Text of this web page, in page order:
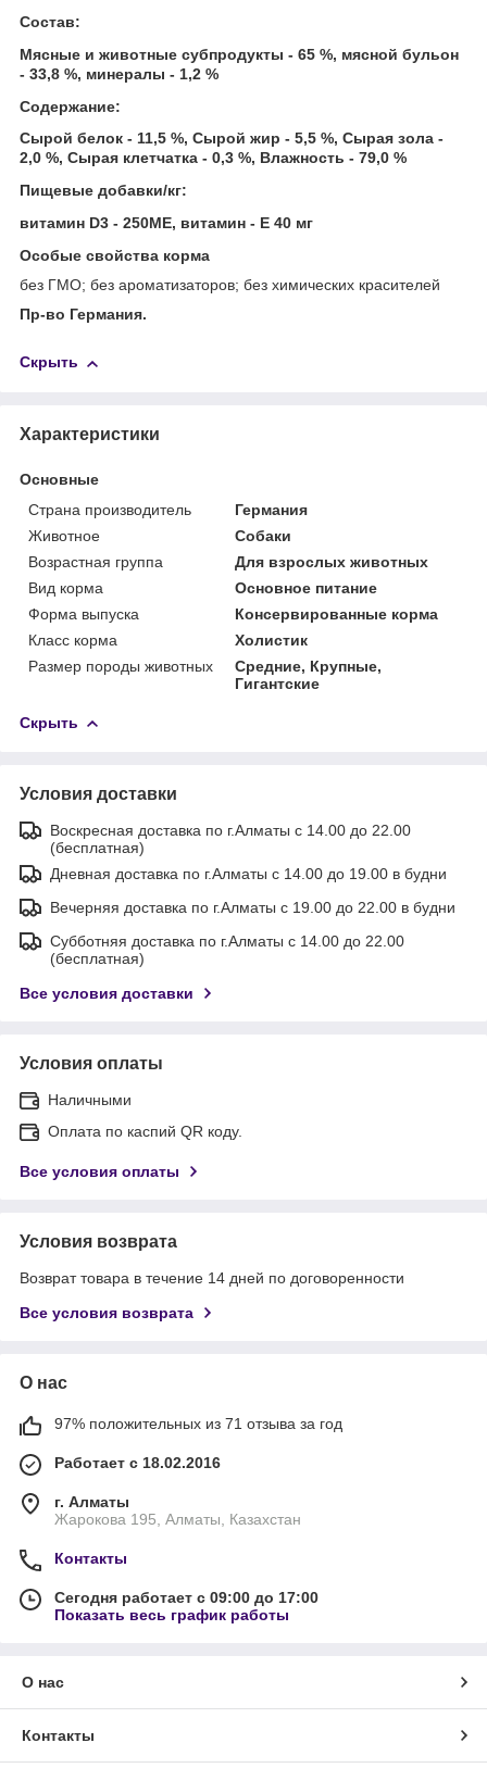
Состав:
Мясные и животные субпродукты - 65 %, мясной бульон
- 33,8 %, минералы - 1,2 %
Содержание:
Сырой белок - 11,5 %, Сырой жир - 5,5 %, Сырая зола -
2,0 %, Сырая клетчатка - 0,3 %, Влажность - 79,0 %
Пищевые добавки/кг:
витамин D3 - 250МЕ, витамин - Е 40 мг
Особые свойства корма
без ГМО; без ароматизаторов; без химических красителей
Пр-во Германия.
Скрыть
Характеристики
Основные
Страна производитель
Германия
Животное
Собаки
Возрастная группа
Для взрослых животных
Вид корма
Основное питание
Форма выпуска
Консервированные корма
Класс корма
Холистик
Размер породы животных
Средние, Крупные,
Гигантские
Скрыть
Условия доставки
Воскресная доставка по г.Алматы с 14.00 до 22.00
(бесплатная)
Дневная доставка по г.Алматы с 14.00 до 19.00 в будни
Вечерняя доставка по г.Алматы с 19.00 до 22.00 в будни
Субботняя доставка по г.Алматы с 14.00 до 22.00
(бесплатная)
Все условия доставки
Условия оплаты
Наличными
Оплата по каспий QR коду.
Все условия оплаты
Условия возврата
Возврат товара в течение 14 дней по договоренности
Все условия возврата
О нас
97% положительных из 71 отзыва за год
Работает с 18.02.2016
г. Алматы
Жарокова 195, Алматы, Казахстан
Контакты
Сегодня работает с 09:00 до 17:00
Показать весь график работы
О нас
Контакты